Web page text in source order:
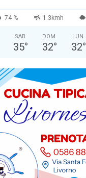
74 % 1.3kmh
SAB
35°
DOM
32°
LUN
32°